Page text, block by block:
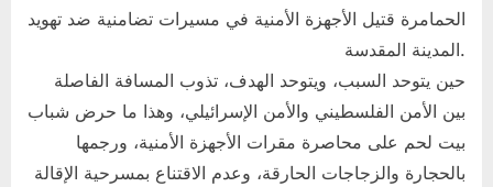
الحمامرة قتيل الأجهزة الأمنية في مسيرات تضامنية ضد تهويد
المدينة المقدسة.
حين يتوحد السبب، ويتوحد الهدف، تذوب المسافة الفاصلة
بين الأمن الفلسطيني والأمن الإسرائيلي، وهذا ما حرض شباب
بيت لحم على محاصرة مقرات الأجهزة الأمنية، ورجمها
بالحجارة والزجاجات الحارقة، وعدم الاقتناع بمسرحية الإقالة